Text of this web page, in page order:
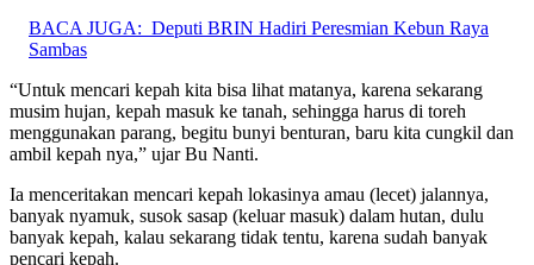
BACA JUGA: Deputi BRIN Hadiri Peresmian Kebun Raya
Sambas
“Untuk mencari kepah kita bisa lihat matanya, karena sekarang
musim hujan, kepah masuk ke tanah, sehingga harus di toreh
menggunakan parang, begitu bunyi benturan, baru kita cungkil dan
ambil kepah nya,” ujar Bu Nanti.
Ia menceritakan mencari kepah lokasinya amau (lecet) jalannya,
banyak nyamuk, susok sasap (keluar masuk) dalam hutan, dulu
banyak kepah, kalau sekarang tidak tentu, karena sudah banyak
pencari kepah.